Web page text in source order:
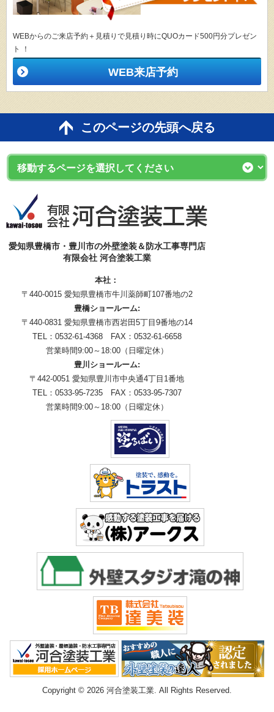
WEBからのご来店予約＋見積りで見積り時にQUOカード500円分プレゼン
ト ！
WEB来店予約
このページの先頭へ戻る
愛知県豊橋市・豊川市の外壁塗装＆防水工事専門店
有限会社 河合塗装工業
本社：
〒440-0015 愛知県豊橋市牛川薬師町107番地の2
豊橋ショールーム:
〒440-0831 愛知県豊橋市西岩田5丁目9番地の14
TEL：0532-61-4368 FAX：0532-61-6658
営業時間9:00～18:00（日曜定休）
豊川ショールーム:
〒442-0051 愛知県豊川市中央通4丁目1番地
TEL：0533-95-7235 FAX：0533-95-7307
営業時間9:00～18:00（日曜定休）
Copyright © 2026 河合塗装工業. All Rights Reserved.